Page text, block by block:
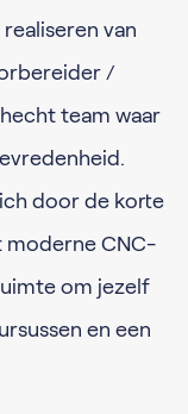
van
/
team waar
door de korte
moderne CNC-
om jezelf
en een